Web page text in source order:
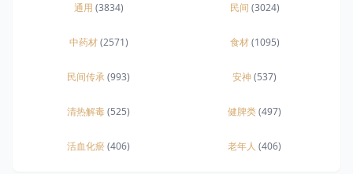
通用 (3834) 民间 (3024)
中药材(2571) 食材(1095)
民间传承(993) 安神(537)
清热解毒(525) 健脾类(497)
活血化瘀(406) 老年人 (406)